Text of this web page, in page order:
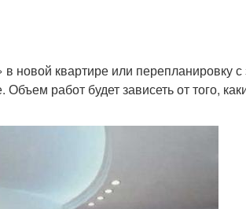
новой квартире или перепланировку
работ будет зависеть от того,